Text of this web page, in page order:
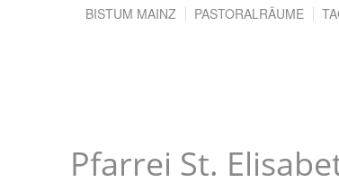
Pfarrei St.
BISTUM MAINZ PASTORALRÄUME